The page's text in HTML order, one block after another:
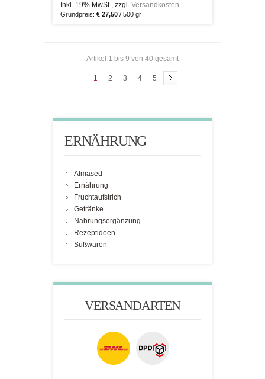
Inkl. 19% MwSt., zzgl. Versandkosten
Grundpreis: € 27,50 / 500 gr
Artikel 1 bis 9 von 40 gesamt
1 2 3 4 5
ERNÄHRUNG
Almased
Ernährung
Fruchtaufstrich
Getränke
Nahrungsergänzung
Rezeptideen
Süßwaren
VERSANDARTEN